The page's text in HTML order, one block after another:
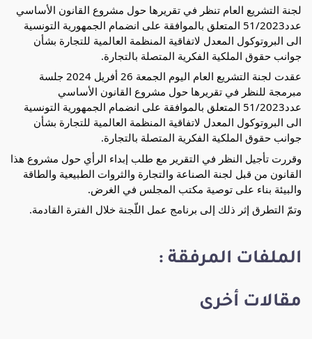
لجنة التشريع العام تنظر في تقريرها حول مشروع القانون الأساسي
عدد51/2023 المتعلق بالموافقة على انضمام الجمهورية التونسية
الى البروتوكول المعدل لاتفاقية المنظمة العالمية للتجارة بشأن
جوانب حقوق الملكية الفكرية المتصلة بالتجارة.
عقدت لجنة التشريع العام اليوم الجمعة 26 أفريل 2024 جلسة
مبرمجة للنظر في تقريرها حول مشروع القانون الأساسي
عدد51/2023 المتعلق بالموافقة على انضمام الجمهورية التونسية
الى البروتوكول المعدل لاتفاقية المنظمة العالمية للتجارة بشأن
جوانب حقوق الملكية الفكرية المتصلة بالتجارة.
وقررت تأجيل النظر في التقرير مع طلب إبداء الرأي حول مشروع هذا
القانون من قبل لجنة الصناعة والتجارة والثروات الطبيعية والطاقة
والبيئة بناء على توصية مكتب المجلس في الغرض.
وتمّ التطرق إثر ذلك إلى برنامج عمل اللّجنة خلال الفترة القادمة.
الملفات المرفقة :
مقالات أخرى